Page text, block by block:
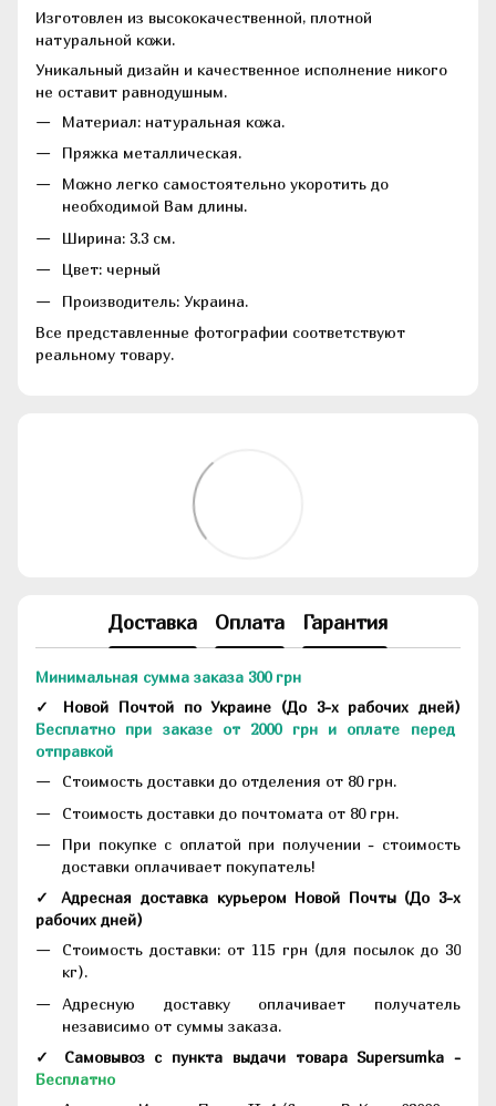
Изготовлен из высококачественной, плотной
натуральной кожи.
Уникальный дизайн и качественное исполнение никого
не оставит равнодушным.
Материал: натуральная кожа.
Пряжка металлическая.
Можно легко самостоятельно укоротить до
необходимой Вам длины.
Ширина: 3.3 см.
Цвет: черный
Производитель: Украина.
Все представленные фотографии соответствуют
реальному товару.
Доставка Оплата Гарантия
Минимальная сумма заказа 300 грн
✓ Новой Почтой по Украине (До 3-х рабочих дней)
Бесплатно при заказе от 2000 грн и оплате перед
отправкой
Стоимость доставки до отделения от 80 грн.
Стоимость доставки до почтомата от 80 грн.
При покупке с оплатой при получении - стоимость
доставки оплачивает покупатель!
✓ Адресная доставка курьером Новой Почты (До 3-х
рабочих дней)
Стоимость доставки: от 115 грн (для посылок до 30
кг).
Адресную доставку оплачивает получатель
независимо от суммы заказа.
✓ Самовывоз с пункта выдачи товара Supersumka -
Бесплатно